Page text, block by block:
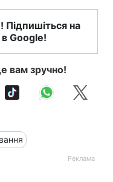
Підпишіться на
Google!
вам зручно!